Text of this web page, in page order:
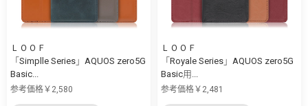
ＬＯＯＦ
「Simplle Series」AQUOS zero5G
Basic...
参考価格￥2,580
ＬＯＯＦ
「Royale Series」AQUOS zero5G
Basic用...
参考価格￥2,481